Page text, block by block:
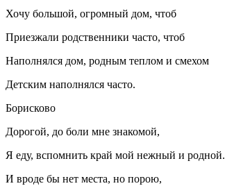
Хочу большой, огромный дом, чтоб
Приезжали родственники часто, чтоб
Наполнялся дом, родным теплом и смехом
Детским наполнялся часто.
Борисково
Дорогой, до боли мне знакомой,
Я еду, вспомнить край мой нежный и родной.
И вроде бы нет места, но порою,